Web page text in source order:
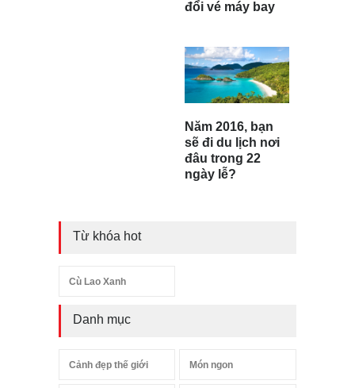
đổi vé máy bay
Năm 2016, bạn
sẽ đi du lịch nơi
đâu trong 22
ngày lễ?
Từ khóa hot
Cù Lao Xanh
Danh mục
Cảnh đẹp thế giới Món ngon